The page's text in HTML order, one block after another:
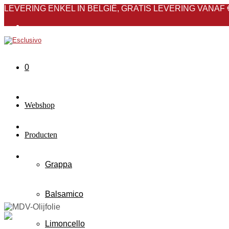
LEVERING ENKEL IN BELGIË, GRATIS LEVERING VANAF
FAQ
0
Webshop
Producten
Grappa
Balsamico
Limoncello